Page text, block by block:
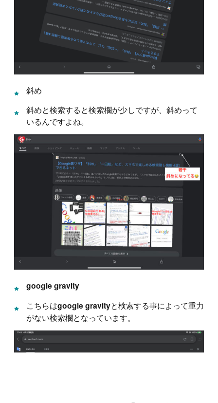
斜め
斜めと検索すると検索欄が少しですが、斜めって
いるんですよね。
google gravity
こちらはgoogle gravityと検索する事によって重力
がない検索欄となっています。